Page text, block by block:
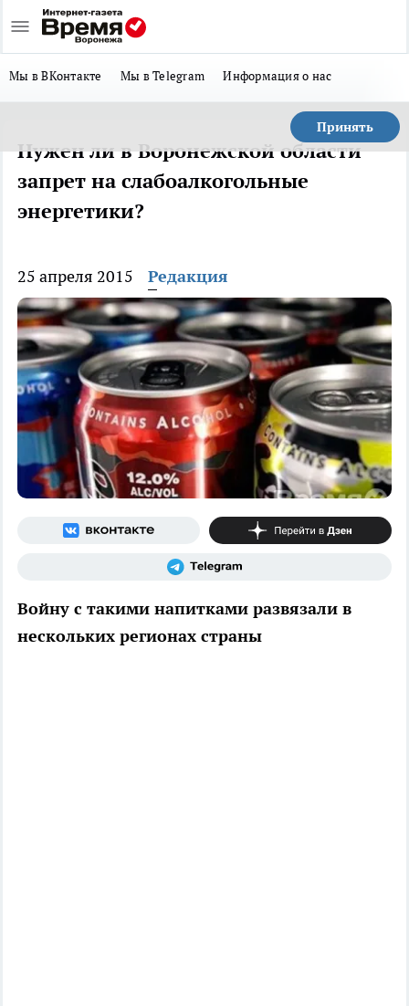
Мы в ВКонтакте Мы в Telegram Информация о нас
Принять
Нужен ли в Воронежской области
запрет на слабоалкогольные
энергетики?
25 апреля 2015 Редакция
Войну с такими напитками развязали в
нескольких регионах страны